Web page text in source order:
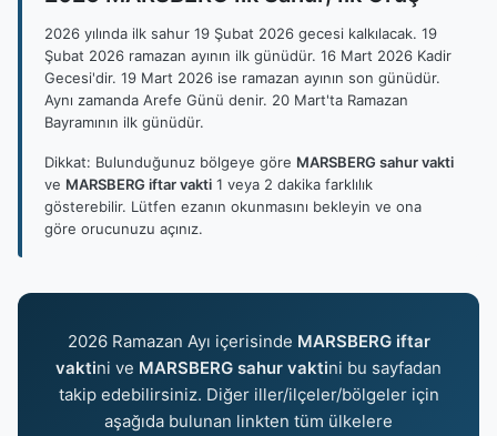
2026 yılında ilk sahur 19 Şubat 2026 gecesi kalkılacak. 19
Şubat 2026 ramazan ayının ilk günüdür. 16 Mart 2026 Kadir
Gecesi'dir. 19 Mart 2026 ise ramazan ayının son günüdür.
Aynı zamanda Arefe Günü denir. 20 Mart'ta Ramazan
Bayramının ilk günüdür.
Dikkat: Bulunduğunuz bölgeye göre MARSBERG sahur vakti
ve MARSBERG iftar vakti 1 veya 2 dakika farklılık
gösterebilir. Lütfen ezanın okunmasını bekleyin ve ona
göre orucunuzu açınız.
2026 Ramazan Ayı içerisinde MARSBERG iftar
vaktini ve MARSBERG sahur vaktini bu sayfadan
takip edebilirsiniz. Diğer iller/ilçeler/bölgeler için
aşağıda bulunan linkten tüm ülkelere